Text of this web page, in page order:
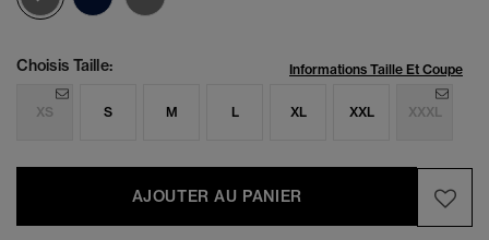
Choisis Taille: Informations Taille Et Coupe
XS S M L XL XXL XXXL
AJOUTER AU PANIER